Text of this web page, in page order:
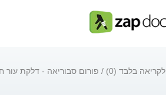
לקריאה בלבד (0) פורום סבוריאה - דלקת עור